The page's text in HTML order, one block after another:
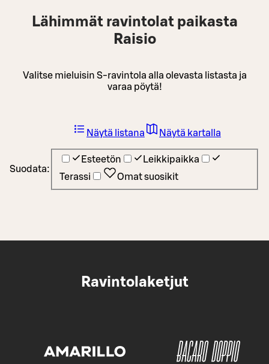
Lähimmät ravintolat paikasta
Raisio
Valitse mieluisin S-ravintola alla olevasta listasta ja
varaa pöytä!
Suodata:
Esteetön
Leikkipaikka
Terassi
Omat suosikit
Näytä listana Näytä kartalla
Ravintolaketjut